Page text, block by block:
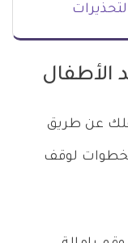
الأطفال
عن طريق
لوقف